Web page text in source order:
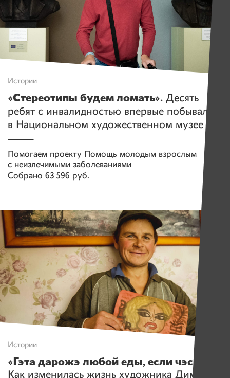
Истории
«Стереотипы будем ломать». Десять
ребят с инвалидностью впервые побывали
в Национальном художественном музее
Помогаем проекту Помощь молодым взрослым
с неизлечимыми заболеваниями
Собрано 63 596 руб.
Истории
«Гэта дарожэ любой еды, если чэсна!»
Как изменилась жизнь художника Димы